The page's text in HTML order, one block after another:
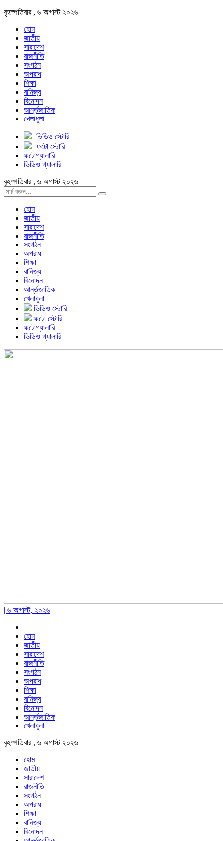
বৃহস্পতিবার , ৬ অগাস্ট ২০২৬
হোম
জাতীয়
সারাদেশ
রাজনীতি
সংগঠন
অপরাধ
শিক্ষা
বানিজ্য
বিনোদন
আর্ন্তজাতিক
খেলাধুলা
ভিডিও স্টোরি
ফটো স্টোরি
ফটোগ্যালারি
ভিডিও গ্যালারি
বৃহস্পতিবার , ৬ অগাস্ট ২০২৬
হোম
জাতীয়
সারাদেশ
রাজনীতি
সংগঠন
অপরাধ
শিক্ষা
বানিজ্য
বিনোদন
আর্ন্তজাতিক
খেলাধুলা
ভিডিও স্টোরি
ফটো স্টোরি
ফটোগ্যালারি
ভিডিও গ্যালারি
| ৬ অগাস্ট, ২০২৬
হোম
জাতীয়
সারাদেশ
রাজনীতি
সংগঠন
অপরাধ
শিক্ষা
বানিজ্য
বিনোদন
আর্ন্তজাতিক
খেলাধুলা
বৃহস্পতিবার , ৬ অগাস্ট ২০২৬
হোম
জাতীয়
সারাদেশ
রাজনীতি
সংগঠন
অপরাধ
শিক্ষা
বানিজ্য
বিনোদন